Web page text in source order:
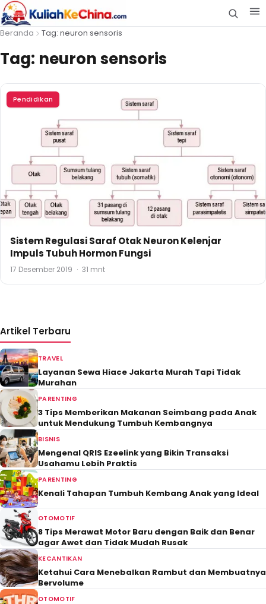
Beranda Tag: neuron sensoris
Tag: neuron sensoris
Pendidikan
Sistem Regulasi Saraf Otak Neuron Kelenjar
Impuls Tubuh Hormon Fungsi
17 Desember 2019 · 31 mnt
Artikel Terbaru
TRAVEL
Layanan Sewa Hiace Jakarta Murah Tapi Tidak
Murahan
PARENTING
3 Tips Memberikan Makanan Seimbang pada Anak
untuk Mendukung Tumbuh Kembangnya
BISNIS
Mengenal QRIS Ezeelink yang Bikin Transaksi
Usahamu Lebih Praktis
PARENTING
Kenali Tahapan Tumbuh Kembang Anak yang Ideal
OTOMOTIF
8 Tips Merawat Motor Baru dengan Baik dan Benar
agar Awet dan Tidak Mudah Rusak
KECANTIKAN
Ketahui Cara Menebalkan Rambut dan Membuatnya
Bervolume
OTOMOTIF